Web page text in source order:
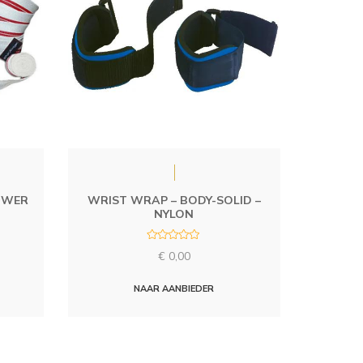
WRIST WRAP – BODY-SOLID –
NYLON
d
€ 0,00
NAAR AANBIEDER